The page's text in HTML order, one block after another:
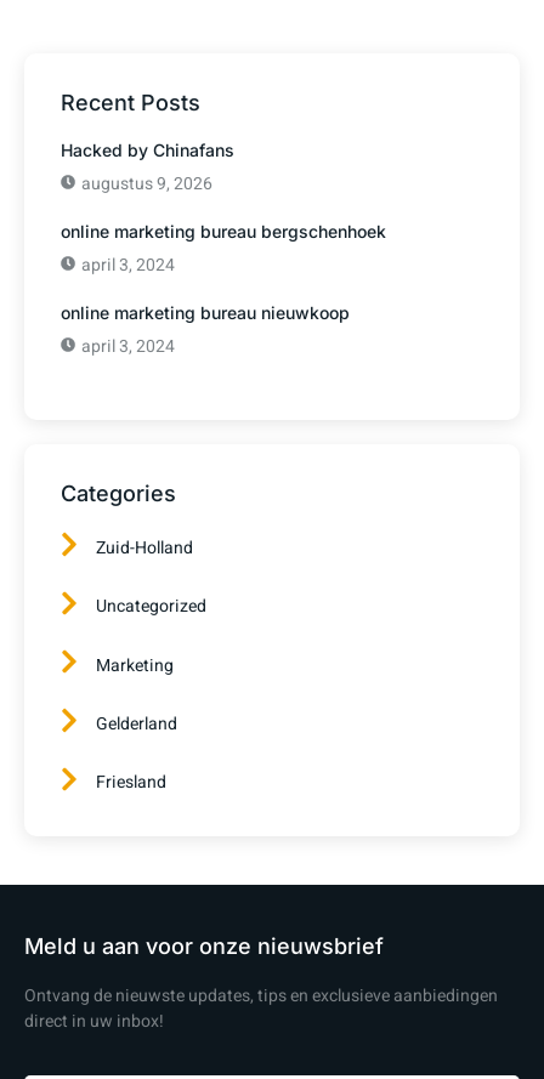
Recent Posts
Hacked by Chinafans
augustus 9, 2026
online marketing bureau bergschenhoek
april 3, 2024
online marketing bureau nieuwkoop
april 3, 2024
Categories
Zuid-Holland
Uncategorized
Marketing
Gelderland
Friesland
Meld u aan voor onze nieuwsbrief
Ontvang de nieuwste updates, tips en exclusieve aanbiedingen
direct in uw inbox!